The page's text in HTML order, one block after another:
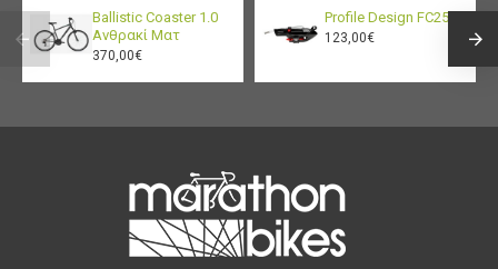
Ballistic Coaster 1.0
Ανθρακί Ματ
370,00€
Profile Design FC25
123,00€